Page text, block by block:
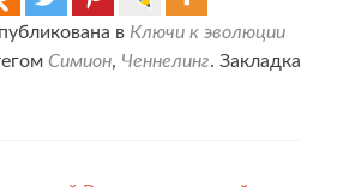
в Ключи к эволюции
Симион, Ченнелинг. Закладка